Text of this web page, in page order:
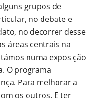
grupos de
no debate e
no decorrer desse
áreas centrais na
numa exposição
O programa
Para melhorar a
os outros. E ter